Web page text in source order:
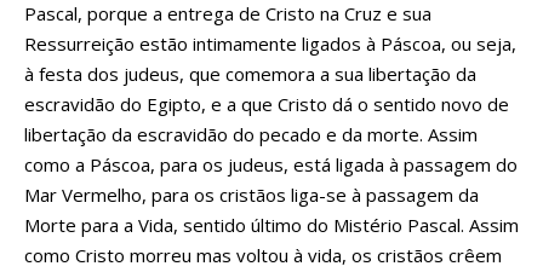
Pascal, porque a entrega de Cristo na Cruz e sua
Ressurreição estão intimamente ligados à Páscoa, ou seja,
à festa dos judeus, que comemora a sua libertação da
escravidão do Egipto, e a que Cristo dá o sentido novo de
libertação da escravidão do pecado e da morte. Assim
como a Páscoa, para os judeus, está ligada à passagem do
Mar Vermelho, para os cristãos liga-se à passagem da
Morte para a Vida, sentido último do Mistério Pascal. Assim
como Cristo morreu mas voltou à vida, os cristãos crêem